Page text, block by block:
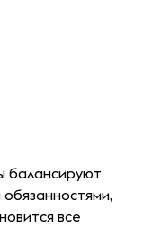
балансируют
все